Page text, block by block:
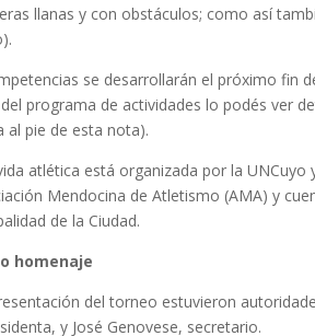
llanas y con obstáculos; como así
se desarrollarán el próximo fin
programa de actividades lo podés ver
al pie de esta nota).
atlética está organizada por la
Mendocina de Atletismo (AMA) y
de la Ciudad.
homenaje
del torneo estuvieron
y José Genovese, secretario.